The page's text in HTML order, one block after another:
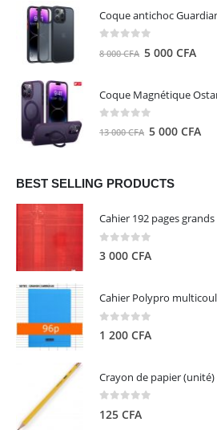
500 CFA.
8 000CFA Le
était :
000 CFA.
5 000 CFA
000
13 000CFA Le
était :
000 CFA.
5 000 CFA
BEST SELLING PRODUCTS
3 000 CFA
1 200 CFA
Crayon de papier (unité)
125 CFA